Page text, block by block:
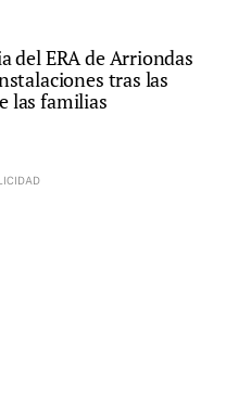
del ERA de Arriondas
tras las
las familias